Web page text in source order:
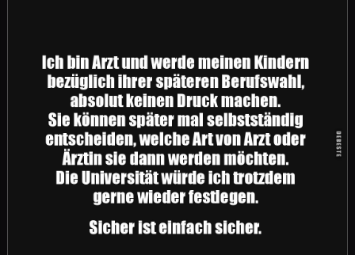
Tochter (16): „Mama, ich will heute Abend den
nächsten Schritt wagen. Ein Tipp?“ Mutter:
„Klar: Besorg dir schon mal Windeln. Nicht für
ihn – sondern als Vorgeschmack auf den
Gewinn in neun Monaten!“